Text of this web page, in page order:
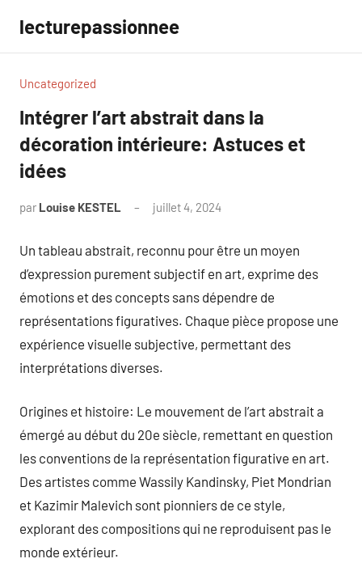
contenu
lecturepassionnee
Uncategorized
Intégrer l’art abstrait dans la
décoration intérieure: Astuces et
idées
par Louise KESTEL juillet 4, 2024
Un tableau abstrait, reconnu pour être un moyen
d’expression purement subjectif en art, exprime des
émotions et des concepts sans dépendre de
représentations figuratives. Chaque pièce propose une
expérience visuelle subjective, permettant des
interprétations diverses.
Origines et histoire: Le mouvement de l’art abstrait a
émergé au début du 20e siècle, remettant en question
les conventions de la représentation figurative en art.
Des artistes comme Wassily Kandinsky, Piet Mondrian
et Kazimir Malevich sont pionniers de ce style,
explorant des compositions qui ne reproduisent pas le
monde extérieur.